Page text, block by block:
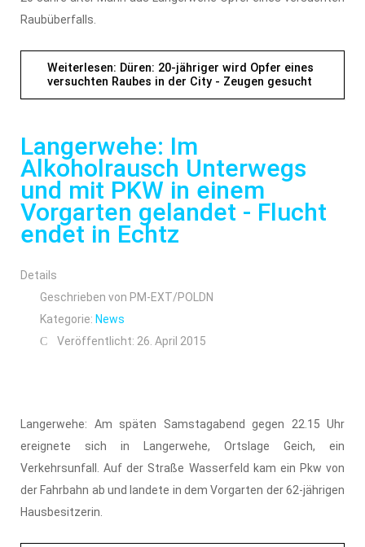
Raubüberfalls.
Weiterlesen: Düren: 20-jähriger wird Opfer eines
versuchten Raubes in der City - Zeugen gesucht
Langerwehe: Im
Alkoholrausch Unterwegs
und mit PKW in einem
Vorgarten gelandet - Flucht
endet in Echtz
Details
Geschrieben von PM-EXT/POLDN
Kategorie: News
Veröffentlicht: 26. April 2015
Langerwehe: Am späten Samstagabend gegen 22.15 Uhr
ereignete sich in Langerwehe, Ortslage Geich, ein
Verkehrsunfall. Auf der Straße Wasserfeld kam ein Pkw von
der Fahrbahn ab und landete in dem Vorgarten der 62-jährigen
Hausbesitzerin.